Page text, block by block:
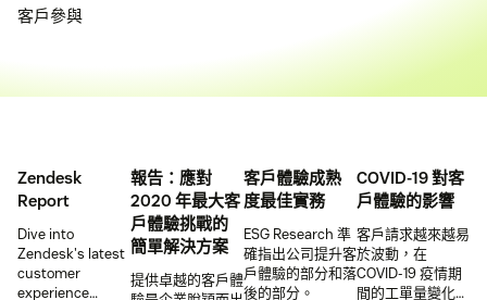
客戶參與
Zendesk
Report
Dive into
Zendesk's latest
customer
experience
報告：應對
2020 年最大客
戶體驗挑戰的
簡單解決方案
提供卓越的客戶體
客戶體驗成熟
度最佳實務
ESG Research 準
確指出公司提升客
戶體驗的部分和落
後的部分。
COVID-19 對客
戶體驗的影響
客戶請求越來越易
於波動，在
COVID-19 疫情期
間的工單量變化給